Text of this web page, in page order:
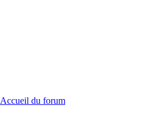
Accueil du forum